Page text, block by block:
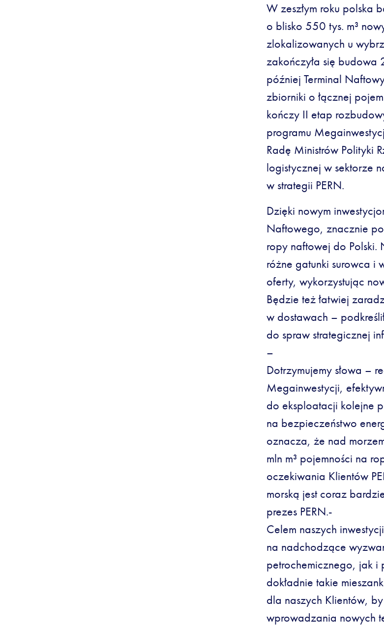
W zeszłym roku polska
o blisko 550 tys. m³
zlokalizowanych u
zakończyła się budowa
później Terminal
zbiorniki o łącznej
kończy II etap
programu
Radę Ministrów Polityki
logistycznej w sektorze
w strategii PERN.
Dzięki nowym
Naftowego, znacznie
ropy naftowej do Polski.
różne gatunki surowca i
oferty, wykorzystując
Będzie też łatwiej
w dostawach –
do spraw strategicznej
–
Dotrzymujemy słowa –
Megainwestycji,
do eksploatacji kolejne
na bezpieczeństwo
oznacza, że nad
mln m³ pojemności na
oczekiwania Klientów
morską jest coraz
prezes PERN.-
Celem naszych
na nadchodzące
petrochemicznego, jak i
dokładnie takie
dla naszych Klientów,
wprowadzania nowych